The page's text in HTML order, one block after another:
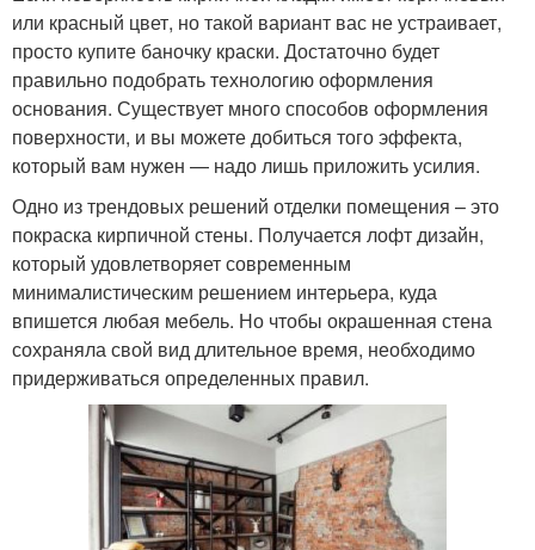
или красный цвет, но такой вариант вас не устраивает,
просто купите баночку краски. Достаточно будет
правильно подобрать технологию оформления
основания. Существует много способов оформления
поверхности, и вы можете добиться того эффекта,
который вам нужен — надо лишь приложить усилия.
Одно из трендовых решений отделки помещения – это
покраска кирпичной стены. Получается лофт дизайн,
который удовлетворяет современным
минималистическим решением интерьера, куда
впишется любая мебель. Но чтобы окрашенная стена
сохраняла свой вид длительное время, необходимо
придерживаться определенных правил.